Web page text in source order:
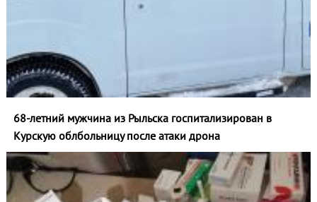
68-летний мужчина из Рыльска госпитализирован в
Курскую облбольницу после атаки дрона